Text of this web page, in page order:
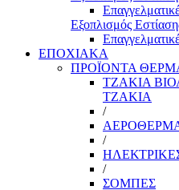
Εξοπλισμός
ΕΠΟΧΙΑΚΑ
ΠΡΟΪΟΝΤΑ
ΤΖΑΚΙΑ
ΤΖΑΚΙΑ
/
/
/
ΣΟΜΠΕΣ